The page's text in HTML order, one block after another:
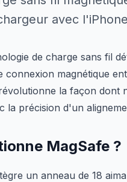
avec
de charge sans fil
magnétique
la façon dont
la précision d'un
MagSafe ?
un anneau de 18